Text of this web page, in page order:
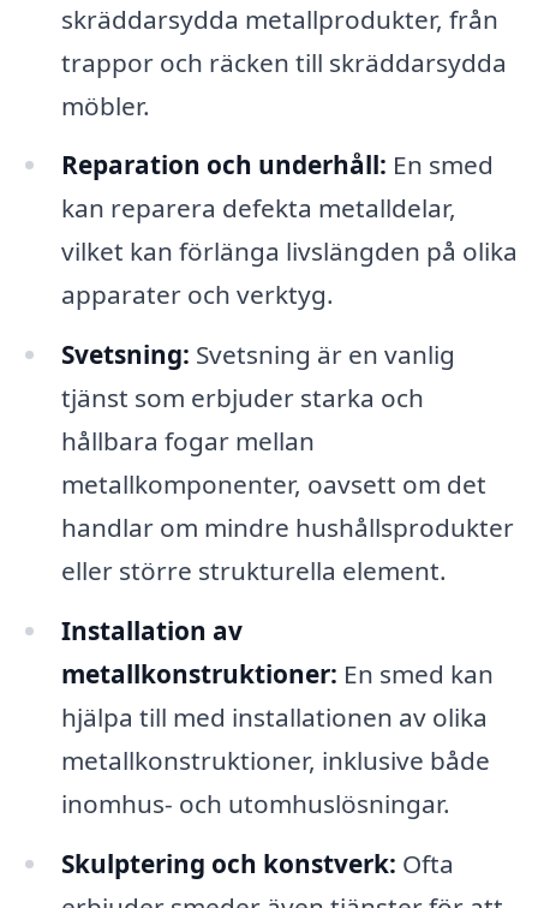
skräddarsydda metallprodukter, från
trappor och räcken till skräddarsydda
möbler.
Reparation och underhåll: En smed
kan reparera defekta metalldelar,
vilket kan förlänga livslängden på olika
apparater och verktyg.
Svetsning: Svetsning är en vanlig
tjänst som erbjuder starka och
hållbara fogar mellan
metallkomponenter, oavsett om det
handlar om mindre hushållsprodukter
eller större strukturella element.
Installation av
metallkonstruktioner: En smed kan
hjälpa till med installationen av olika
metallkonstruktioner, inklusive både
inomhus- och utomhuslösningar.
Skulptering och konstverk: Ofta